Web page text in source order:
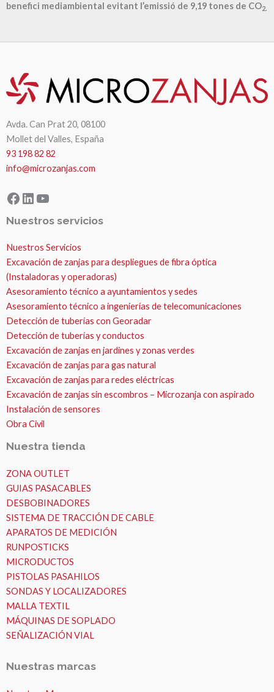
benefici mediambiental evitant l’emissió de 9,19 tones de CO2.
Avda. Can Prat 20, 08100
Mollet del Valles, España
93 198 82 82
info@microzanjas.com
Facebook
LinkedIn
YouTube
Nuestros servicios
Nuestros Servicios
Excavación de zanjas para despliegues de fibra óptica
(Instaladoras y operadoras)
Asesoramiento técnico a ayuntamientos y sedes
Asesoramiento técnico a ingenierías de telecomunicaciones
Detección de tuberías con Georadar
Detección de tuberías y conductos
Excavación de zanjas en jardines y zonas verdes
Excavación de zanjas para gas natural
Excavación de zanjas para redes eléctricas
Excavación de zanjas sin escombros – Microzanja con aspirado
Instalación de sensores
Obra Civil
Nuestra tienda
ZONA OUTLET
GUIAS PASACABLES
DESBOBINADORES
SISTEMA DE TRACCIÓN DE CABLE
APARATOS DE MEDICIÓN
RUNPOSTICKS
MICRODUCTOS
PISTOLAS PASAHILOS
SONDAS Y LOCALIZADORES
MALLA TEXTIL
MÁQUINAS DE SOPLADO
SEÑALIZACIÓN VIAL
Nuestras marcas